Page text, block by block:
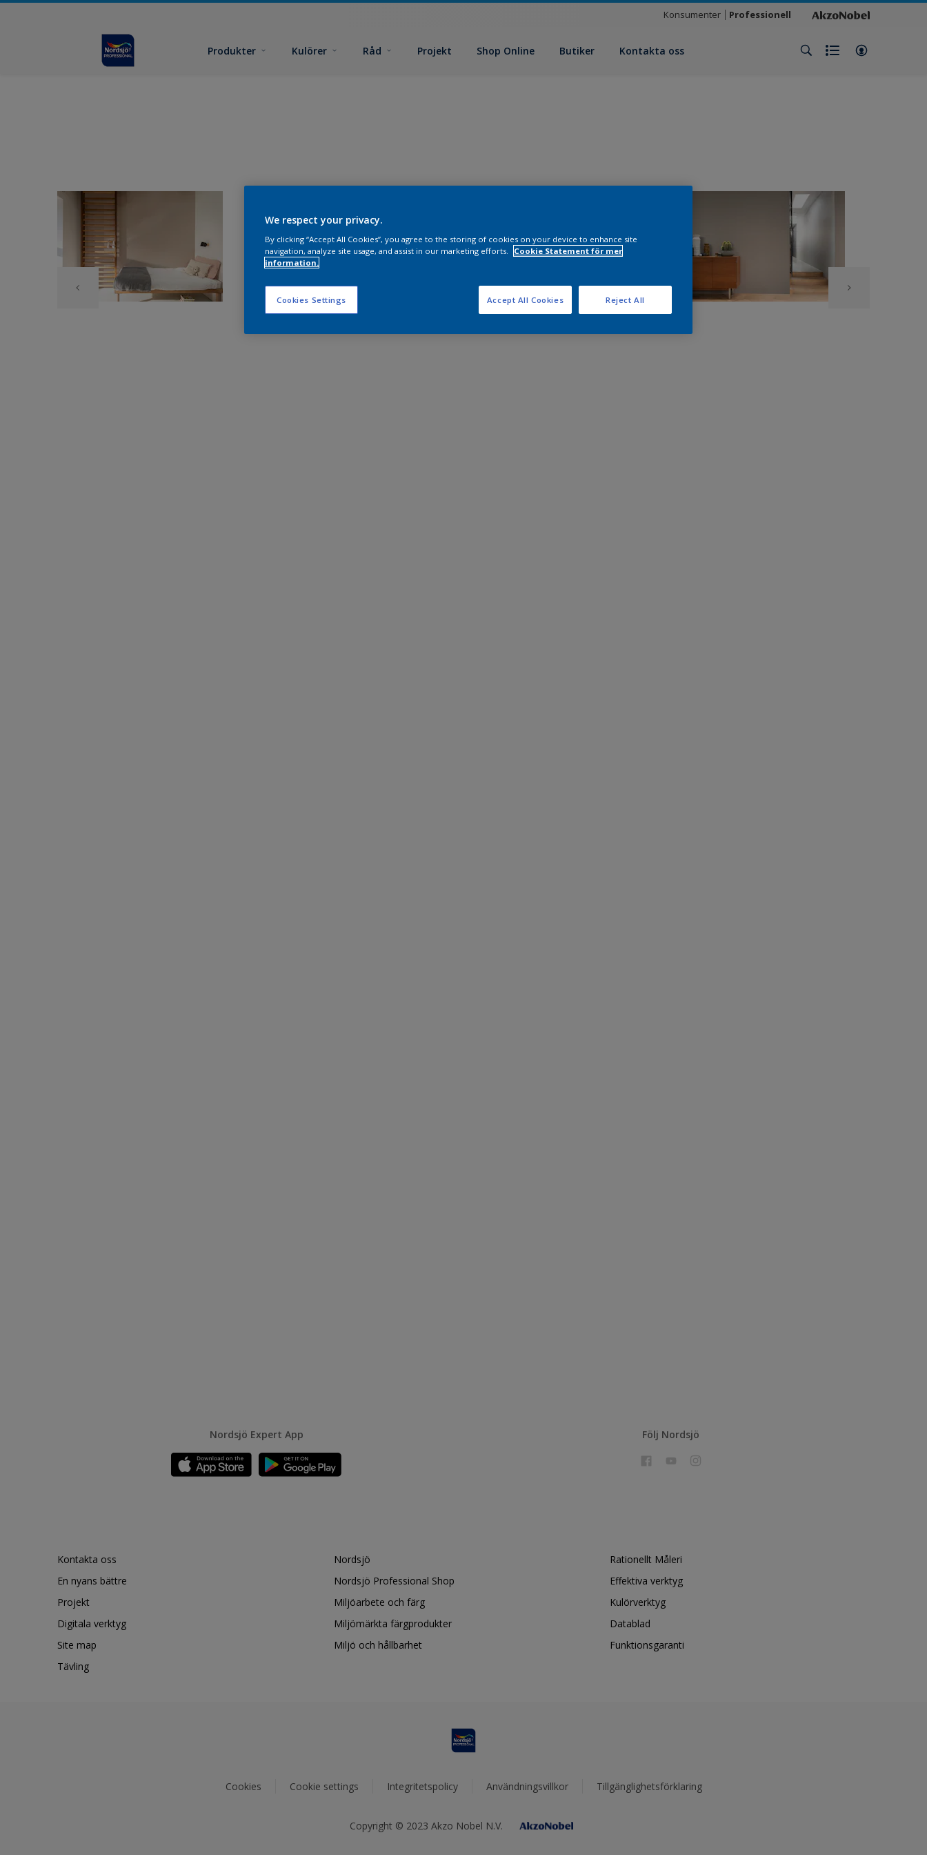
Konsumenter Professionell
Produkter Kulörer Råd Projekt Shop Online Butiker Kontakta oss
Nordsjö Expert App Följ Nordsjö
Kontakta oss
En nyans bättre
Projekt
Digitala verktyg
Site map
Tävling
Nordsjö
Nordsjö Professional Shop
Miljöarbete och färg
Miljömärkta färgprodukter
Miljö och hållbarhet
Rationellt Måleri
Effektiva verktyg
Kulörverktyg
Datablad
Funktionsgaranti
Cookies Cookie settings Integritetspolicy Användningsvillkor Tillgänglighetsförklaring
Copyright © 2023 Akzo Nobel N.V.
We respect your privacy.
By clicking “Accept All Cookies”, you agree to the storing of cookies on your device to enhance site
navigation, analyze site usage, and assist in our marketing efforts.
Cookie Statement för mer
information.
Cookies Settings Reject All
Accept All Cookies